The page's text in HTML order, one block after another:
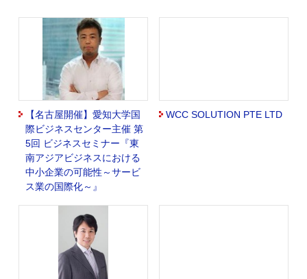
【名古屋開催】愛知大学国
際ビジネスセンター主催 第
5回 ビジネスセミナー『東
南アジアビジネスにおける
中小企業の可能性～サービ
ス業の国際化～』
WCC SOLUTION PTE LTD